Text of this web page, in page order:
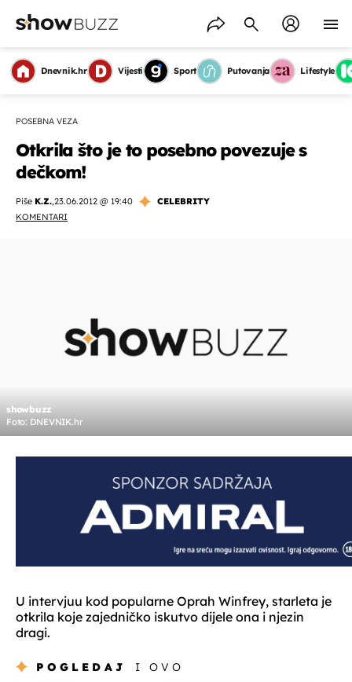
Dnevnik.hr Vijesti Sport Putovanja Lifestyle
POSEBNA VEZA
Otkrila što je to posebno povezuje s
dečkom!
Piše K.Z.,23.06.2012 @ 19:40
CELEBRITY
KOMENTARI
showbuzz
Foto: DNEVNIK.hr
U intervjuu kod popularne Oprah Winfrey, starleta je
otkrila koje zajedničko iskutvo dijele ona i njezin
dragi.
POGLEDAJ I OVO